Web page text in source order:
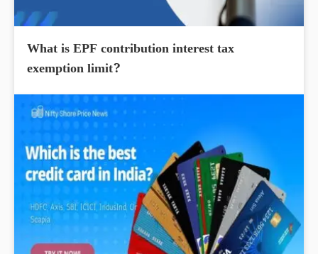
What is EPF contribution interest tax
exemption limit?